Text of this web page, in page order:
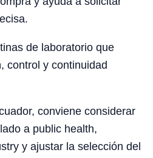
de laboratorio que
control y continuidad
conviene considerar
a public health,
y ajustar la selección del